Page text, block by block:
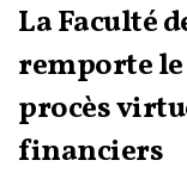
La Faculté
remporte
procès
financiers